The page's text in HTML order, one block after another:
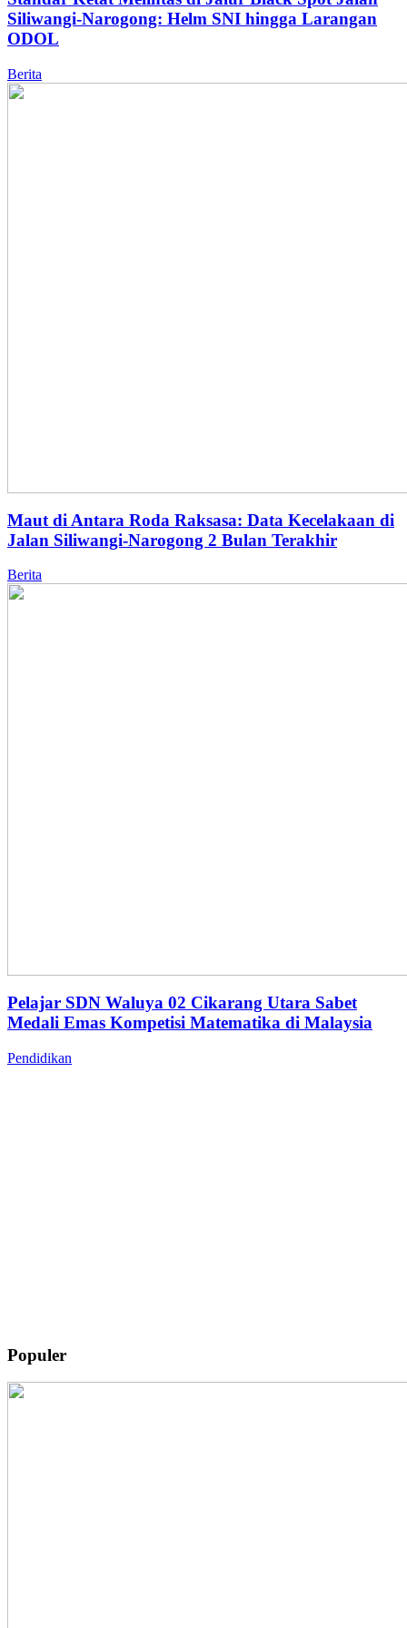
Siliwangi-Narogong: Helm SNI hingga Larangan
ODOL
Berita
Maut di Antara Roda Raksasa: Data Kecelakaan di
Jalan Siliwangi-Narogong 2 Bulan Terakhir
Berita
Pelajar SDN Waluya 02 Cikarang Utara Sabet
Medali Emas Kompetisi Matematika di Malaysia
Pendidikan
Populer